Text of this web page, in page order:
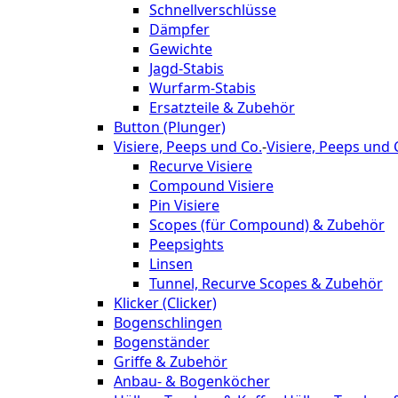
Schnellverschlüsse
Dämpfer
Gewichte
Jagd-Stabis
Wurfarm-Stabis
Ersatzteile & Zubehör
Button (Plunger)
Visiere, Peeps und Co.-Visiere, Peeps und
Recurve Visiere
Compound Visiere
Pin Visiere
Scopes (für Compound) & Zubehör
Peepsights
Linsen
Tunnel, Recurve Scopes & Zubehör
Klicker (Clicker)
Bogenschlingen
Bogenständer
Griffe & Zubehör
Anbau- & Bogenköcher